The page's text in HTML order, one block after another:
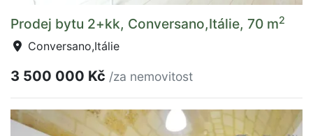
Prodej bytu 2+kk, Conversano,Itálie, 70 m2
Conversano,Itálie
3 500 000 Kč /za nemovitost